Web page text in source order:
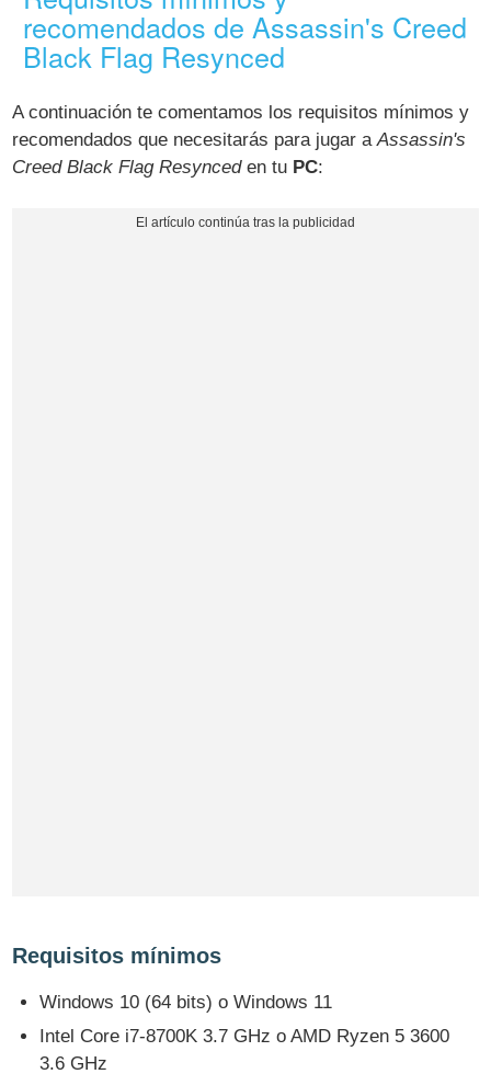
recomendados de Assassin's Creed
Black Flag Resynced
A continuación te comentamos los requisitos mínimos y
recomendados que necesitarás para jugar aAssassin's
Creed Black Flag Resynceden tu PC:
Requisitos mínimos
Windows 10 (64 bits) o Windows 11
Intel Core i7-8700K 3.7 GHz o AMD Ryzen 5 3600
3.6 GHz